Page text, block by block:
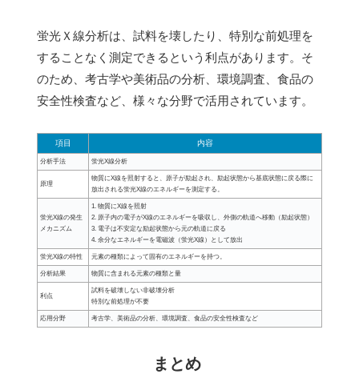
蛍光Ｘ線分析は、試料を壊したり、特別な前処理を
することなく測定できるという利点があります。そ
のため、考古学や美術品の分析、環境調査、食品の
安全性検査など、様々な分野で活用されています。
項目 内容
分析手法 蛍光X線分析
原理
物質にX線を照射すると、原子が励起され、励起状態から基底状態に戻る際に
放出される蛍光X線のエネルギーを測定する。
蛍光X線の発生
メカニズム
1. 物質にX線を照射
2. 原子内の電子がX線のエネルギーを吸収し、外側の軌道へ移動（励起状態）
3. 電子は不安定な励起状態から元の軌道に戻る
4. 余分なエネルギーを電磁波（蛍光X線）として放出
蛍光X線の特性 元素の種類によって固有のエネルギーを持つ。
分析結果 物質に含まれる元素の種類と量
利点
試料を破壊しない非破壊分析
特別な前処理が不要
応用分野 考古学、美術品の分析、環境調査、食品の安全性検査など
まとめ